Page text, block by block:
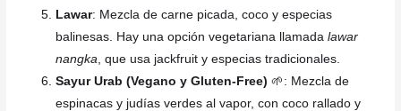
Lawar: Mezcla de carne picada, coco y especias
balinesas. Hay una opción vegetariana llamadalawar
nangka , que usa jackfruit y especias tradicionales.
Sayur Urab (Vegano y Gluten-Free) 🌱: Mezcla de
espinacas y judías verdes al vapor, con coco rallado y